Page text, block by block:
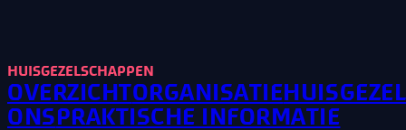
HUISGEZELSCHAPPEN
OVERZICHTORGANISATIE
ONSPRAKTISCHE INFORMATIE